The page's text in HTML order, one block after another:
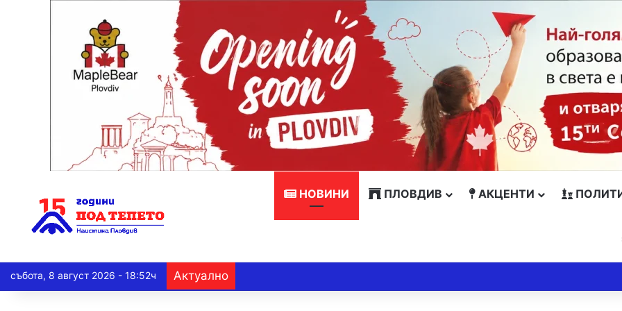
НОВИНИ ПЛОВДИВ АКЦЕНТИ
събота, 8 август 2026 - 18:52ч Актуално